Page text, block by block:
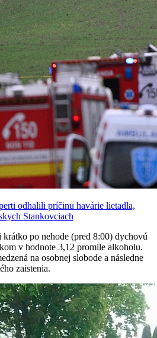
odhalili príčinu havárie lietadla,
Stankovciach
po nehode (pred 8:00) dychovú
v hodnote 3,12 promile alkoholu.
na osobnej slobode a následne
zaistenia.